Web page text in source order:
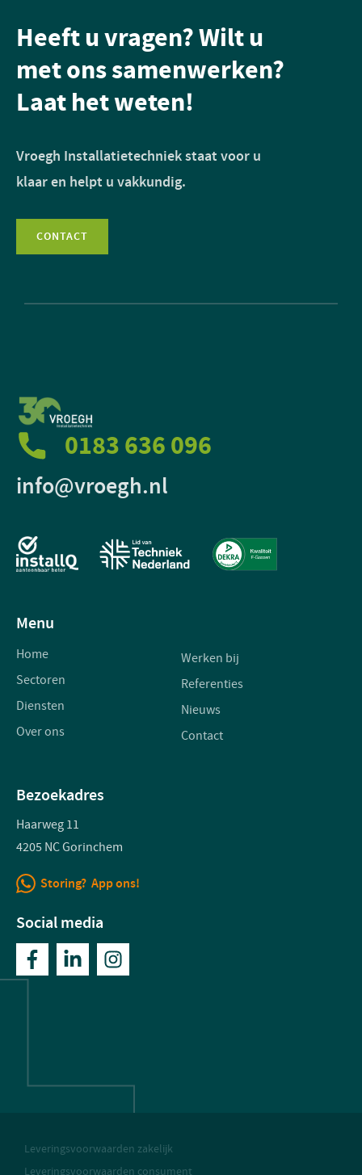
Heeft u vragen? Wilt u
met ons samenwerken?
Laat het weten!
Vroegh Installatietechniek staat voor u
klaar en helpt u vakkundig.
CONTACT
0183 636 096
info@vroegh.nl
Menu
Home
Sectoren
Diensten
Over ons
Werken bij
Referenties
Nieuws
Contact
Bezoekadres
Haarweg 11
4205 NC Gorinchem
Storing? App ons!
Social media
Leveringsvoorwaarden zakelijk
Leveringsvoorwaarden consument